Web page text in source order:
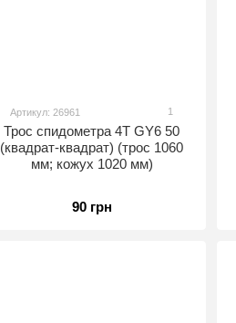
Артикул: 26961 1
Трос спидометра 4T GY6 50
(квадрат-квадрат) (трос 1060
мм; кожух 1020 мм)
90 грн